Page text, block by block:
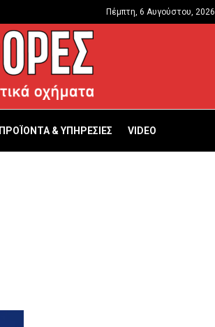
Πέμπτη, 6 Αυγούστου, 2026
ΠΡΟΪΟΝΤΑ & ΥΠΗΡΕΣΙΕΣ VIDEO